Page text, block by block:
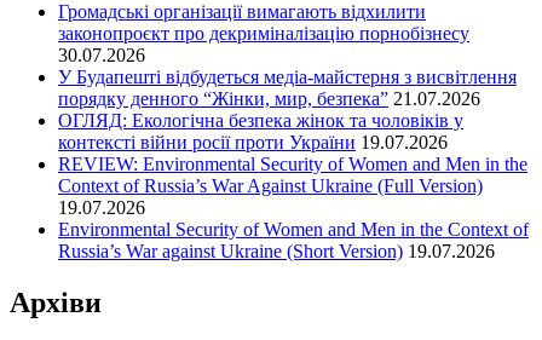
Громадські організації вимагають відхилити
законопроєкт про декриміналізацію порнобізнесу
30.07.2026
У Будапешті відбудеться медіа-майстерня з висвітлення
порядку денного “Жінки, мир, безпека” 21.07.2026
ОГЛЯД: Екологічна безпека жінок та чоловіків у
контексті війни росії проти України 19.07.2026
REVIEW: Environmental Security of Women and Men in the
Context of Russia’s War Against Ukraine (Full Version)
19.07.2026
Environmental Security of Women and Men in the Context of
Russia’s War against Ukraine (Short Version) 19.07.2026
Архіви